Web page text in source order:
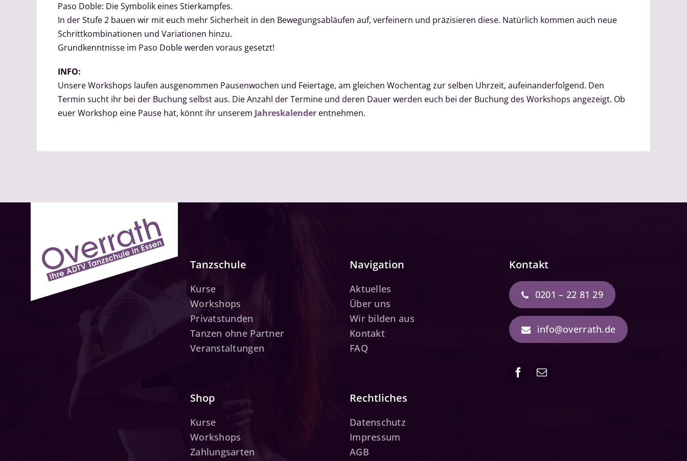
Paso Doble: Die Symbolik eines Stierkampfes.
In der Stufe 2 bauen wir mit euch mehr Sicherheit in den Bewegungsabläufen auf, verfeinern und präzisieren diese. Natürlich kommen auch neue
Schrittkombinationen und Variationen hinzu.
Grundkenntnisse im Paso Doble werden voraus gesetzt!
INFO:
Unsere Workshops laufen ausgenommen Pausenwochen und Feiertage, am gleichen Wochentag zur selben Uhrzeit, aufeinanderfolgend. Den
Termin sucht ihr bei der Buchung selbst aus. Die Anzahl der Termine und deren Dauer werden euch bei der Buchung des Workshops angezeigt. Ob
euer Workshop eine Pause hat, könnt ihr unserem Jahreskalenderentnehmen.
Tanzschule
Kurse
Workshops
Privatstunden
Tanzen ohne Partner
Veranstaltungen
Navigation
Aktuelles
Über uns
Wir bilden aus
Kontakt
FAQ
Kontakt
0201 – 22 81 29
info@overrath.de
Shop
Kurse
Workshops
Zahlungsarten
Rechtliches
Datenschutz
Impressum
AGB